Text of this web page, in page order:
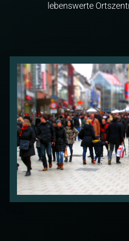
lebenswerte